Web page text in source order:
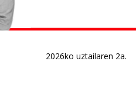
2026ko uztailaren 2a.